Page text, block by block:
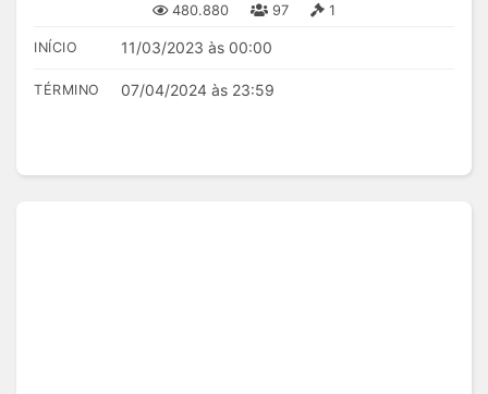
480.880
97 1
INÍCIO 11/03/2023 às 00:00
TÉRMINO 07/04/2024 às 23:59